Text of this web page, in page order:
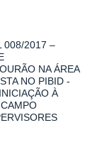
008/2017 –
NA ÁREA
NO PIBID -
À